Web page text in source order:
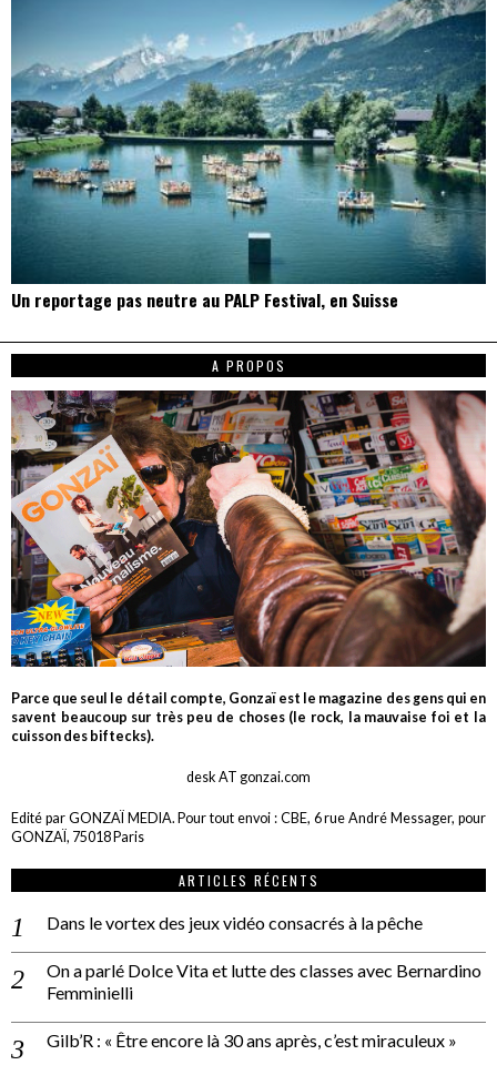
Un reportage pas neutre au PALP Festival, en Suisse
A PROPOS
Parce que seul le détail compte, Gonzaï est le magazine des gens qui en
savent beaucoup sur très peu de choses (le rock, la mauvaise foi et la
cuisson des biftecks).
desk AT gonzai.com
Edité par GONZAÏ MEDIA. Pour tout envoi : CBE, 6 rue André Messager, pour
GONZAÏ, 75018 Paris
ARTICLES RÉCENTS
Dans le vortex des jeux vidéo consacrés à la pêche
On a parlé Dolce Vita et lutte des classes avec Bernardino
Femminielli
Gilb’R : « Être encore là 30 ans après, c’est miraculeux »